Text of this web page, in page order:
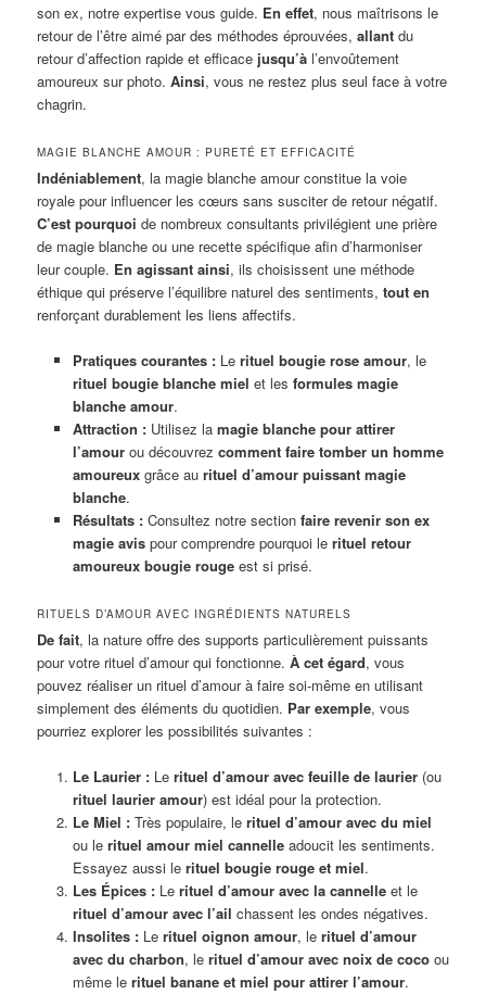
son ex, notre expertise vous guide. En effet, nous maîtrisons le
retour de l’être aimé par des méthodes éprouvées,allant du
retour d’affection rapide et efficace jusqu’à l’envoûtement
amoureux sur photo.Ainsi, vous ne restez plus seul face à votre
chagrin.
MAGIE BLANCHE AMOUR : PURETÉ ET EFFICACITÉ
Indéniablement, la magie blanche amour constitue la voie
royale pour influencer les cœurs sans susciter de retour négatif.
C’est pourquoi de nombreux consultants privilégient une prière
de magie blanche ou une recette spécifique afin d’harmoniser
leur couple. En agissant ainsi, ils choisissent une méthode
éthique qui préserve l’équilibre naturel des sentiments,tout en
renforçant durablement les liens affectifs.
Pratiques courantes :Le rituel bougie rose amour, le
rituel bougie blanche miel et les formules magie
blanche amour.
Attraction :Utilisez la magie blanche pour attirer
l’amourou découvrez comment faire tomber un homme
amoureuxgrâce au rituel d’amour puissant magie
blanche.
Résultats :Consultez notre section faire revenir son ex
magie avispour comprendre pourquoi le rituel retour
amoureux bougie rougeest si prisé.
RITUELS D’AMOUR AVEC INGRÉDIENTS NATURELS
De fait, la nature offre des supports particulièrement puissants
pour votre rituel d’amour qui fonctionne.À cet égard, vous
pouvez réaliser un rituel d’amour à faire soi-même en utilisant
simplement des éléments du quotidien. Par exemple, vous
pourriez explorer les possibilités suivantes :
Le Laurier :Le rituel d’amour avec feuille de laurier(ou
rituel laurier amour) est idéal pour la protection.
Le Miel :Très populaire, le rituel d’amour avec du miel
ou le rituel amour miel cannelleadoucit les sentiments.
Essayez aussi le rituel bougie rouge et miel.
Les Épices :Le rituel d’amour avec la cannelleet le
rituel d’amour avec l’ail chassent les ondes négatives.
Insolites :Le rituel oignon amour, le rituel d’amour
avec du charbon, le rituel d’amour avec noix de cocoou
même le rituel banane et miel pour attirer l’amour.